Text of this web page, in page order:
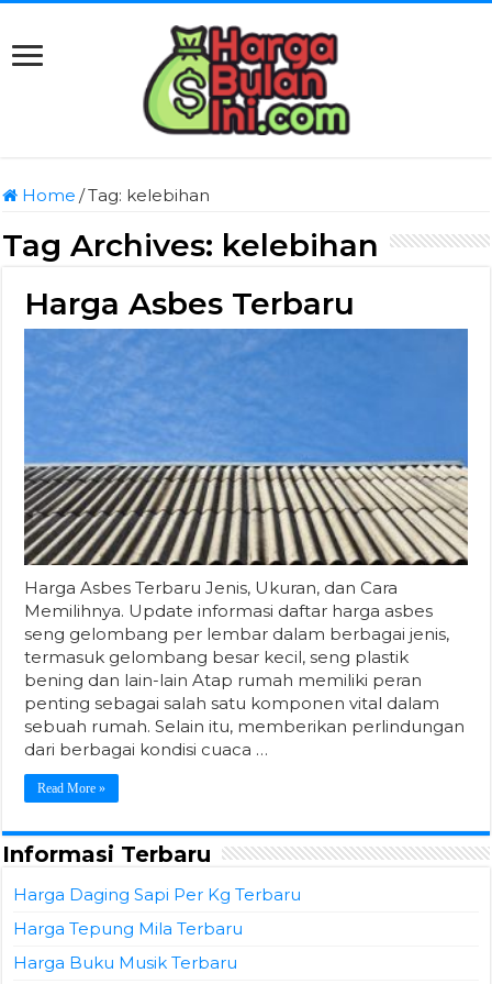
Home /Tag: kelebihan
Tag Archives: kelebihan
Harga Asbes Terbaru
Harga Asbes Terbaru Jenis, Ukuran, dan Cara
Memilihnya. Update informasi daftar harga asbes
seng gelombang per lembar dalam berbagai jenis,
termasuk gelombang besar kecil, seng plastik
bening dan lain-lain Atap rumah memiliki peran
penting sebagai salah satu komponen vital dalam
sebuah rumah. Selain itu, memberikan perlindungan
dari berbagai kondisi cuaca …
Read More »
Informasi Terbaru
Harga Daging Sapi Per Kg Terbaru
Harga Tepung Mila Terbaru
Harga Buku Musik Terbaru